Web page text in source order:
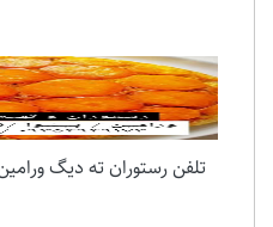
تلفن رستوران ته دیگ